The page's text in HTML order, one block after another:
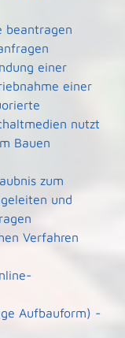
beantragen
einer
einer
nutzt
Bauen
zum
und
Verfahren
Aufbauform) -